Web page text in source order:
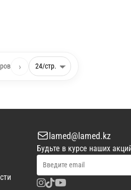
›
lamed@lamed.kz
Будьте в курсе наших